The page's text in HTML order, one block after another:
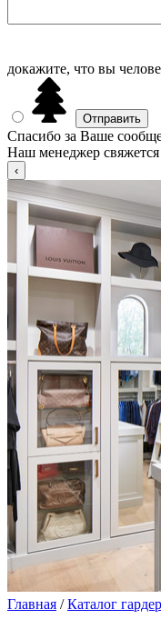
докажите, что вы
Спасибо за Ваше
Наш менеджер
Главная /Каталог